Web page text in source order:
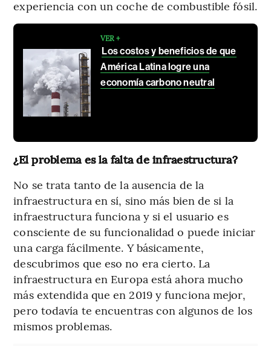
experiencia con un coche de combustible fósil.
VER +
Los costos y beneficios de que
América Latina logre una
economía carbono neutral
¿El problema es la falta de infraestructura?
No se trata tanto de la ausencia de la
infraestructura en sí, sino más bien de si la
infraestructura funciona y si el usuario es
consciente de su funcionalidad o puede iniciar
una carga fácilmente. Y básicamente,
descubrimos que eso no era cierto. La
infraestructura en Europa está ahora mucho
más extendida que en 2019 y funciona mejor,
pero todavía te encuentras con algunos de los
mismos problemas.